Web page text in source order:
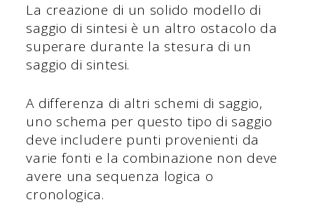
La creazione di un solido modello di
saggio di sintesi è un altro ostacolo da
superare durante la stesura di un
saggio di sintesi.
A differenza di altri schemi di saggio,
uno schema per questo tipo di saggio
deve includere punti provenienti da
varie fonti e la combinazione non deve
avere una sequenza logica o
cronologica.